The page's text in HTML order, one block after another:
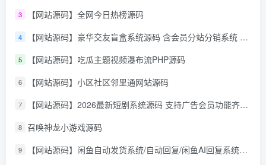
3 【网站源码】全网今日热榜源码
4 【网站源码】豪华交友盲盒系统源码 含会员分站分销系统 可易支付
5 【网站源码】吃瓜主题视频瀑布流PHP源码
6 【网站源码】小区社区邻里通网站源码
7 【网站源码】2026最新短剧系统源码 支持广告会员功能齐全短剧源码
8 召唤神龙小游戏源码
9 【网站源码】闲鱼自动发货系统/自动回复/闲鱼AI回复系统源码